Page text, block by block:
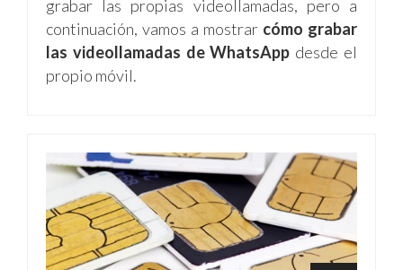
grabar las propias videollamadas, pero a
continuación, vamos a mostrar cómo grabar
las videollamadas de WhatsApp desde el
propio móvil.